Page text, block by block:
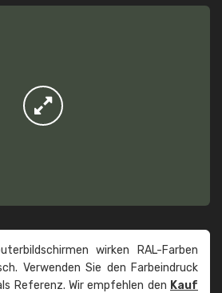
wirken RAL-Farben
Verwenden Sie den Farbeindruck
Referenz. Wir empfehlen den Kauf